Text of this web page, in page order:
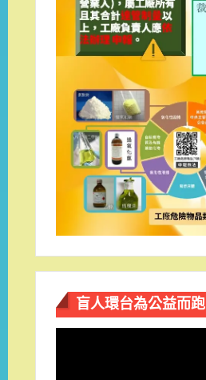
盲人環台​為公益而跑